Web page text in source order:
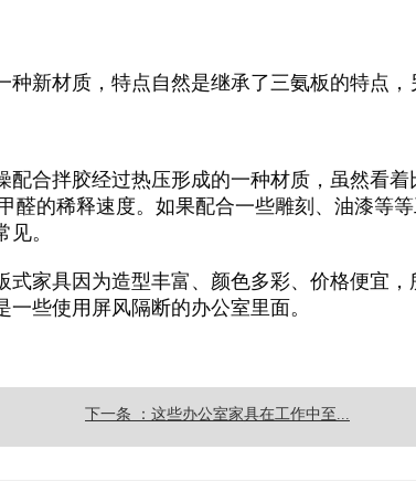
新材质，特点自然是继承了三氨板的特点，
合拌胶经过热压形成的一种材质，虽然看
醛的稀释速度。如果配合一些雕刻、油漆等
。
家具因为造型丰富、颜色多彩、价格便宜
些使用屏风隔断的办公室里面。
下一条 ：这些办公室家具在工作中至...